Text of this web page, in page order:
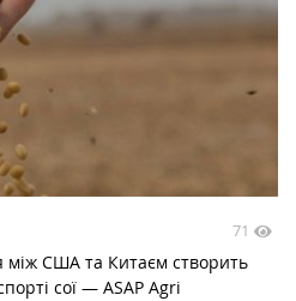
71
між США та Китаєм створить
сої — ASAP Agri